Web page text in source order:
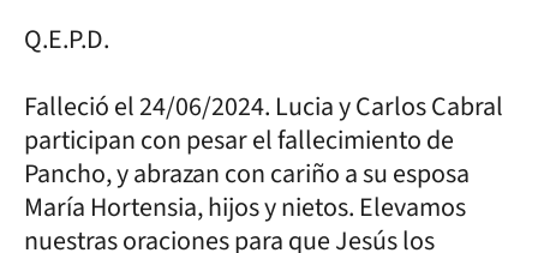
Q.E.P.D.
Falleció el 24/06/2024. Lucia y Carlos Cabral
participan con pesar el fallecimiento de
Pancho, y abrazan con cariño a su esposa
María Hortensia, hijos y nietos. Elevamos
nuestras oraciones para que Jesús los